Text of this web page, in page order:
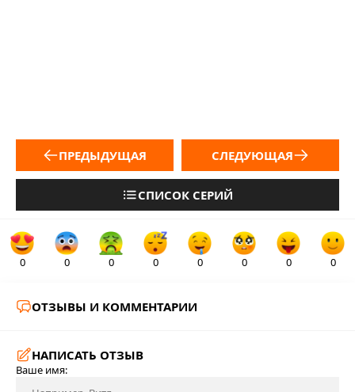
ПРЕДЫДУЩАЯ
СПИСОК СЕРИЙ
СЛЕДУЮЩАЯ
0 0 0 0 0 0 0 0
ОТЗЫВЫ И КОММЕНТАРИИ
НАПИСАТЬ ОТЗЫВ
Ваше имя: